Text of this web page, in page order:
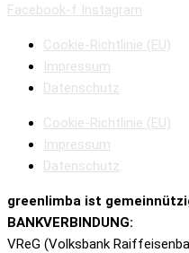
Facebook-f Instagram
Cookie-Richtlinie (EU)
Impressum
Datenschutz
Cookie-Richtlinie (EU)
Impressum
Datenschutz
greenlimba ist
BANKVERBINDUNG:
VReG (Volksbank